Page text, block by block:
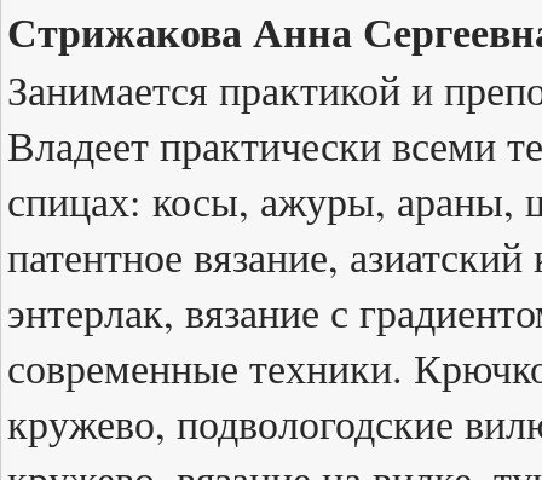
Стрижакова Анна
Занимается практикой и
Владеет практически всеми
спицах: косы, ажуры, араны,
патентное вязание,
энтерлак, вязание с
современные техники.
кружево, подвологодские